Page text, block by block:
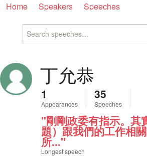
Home Speakers Speeches
丁允恭
1
Appearances
35
Speeches
"剛剛政委有指示。其
題）跟我們的工作相
所..."
Longest speech